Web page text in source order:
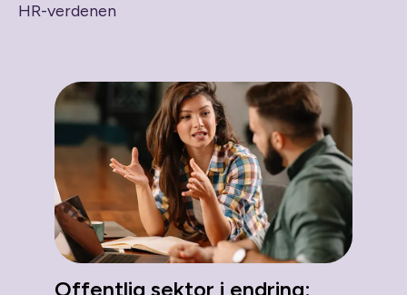
HR-verdenen
Offentlig sektor i endring: